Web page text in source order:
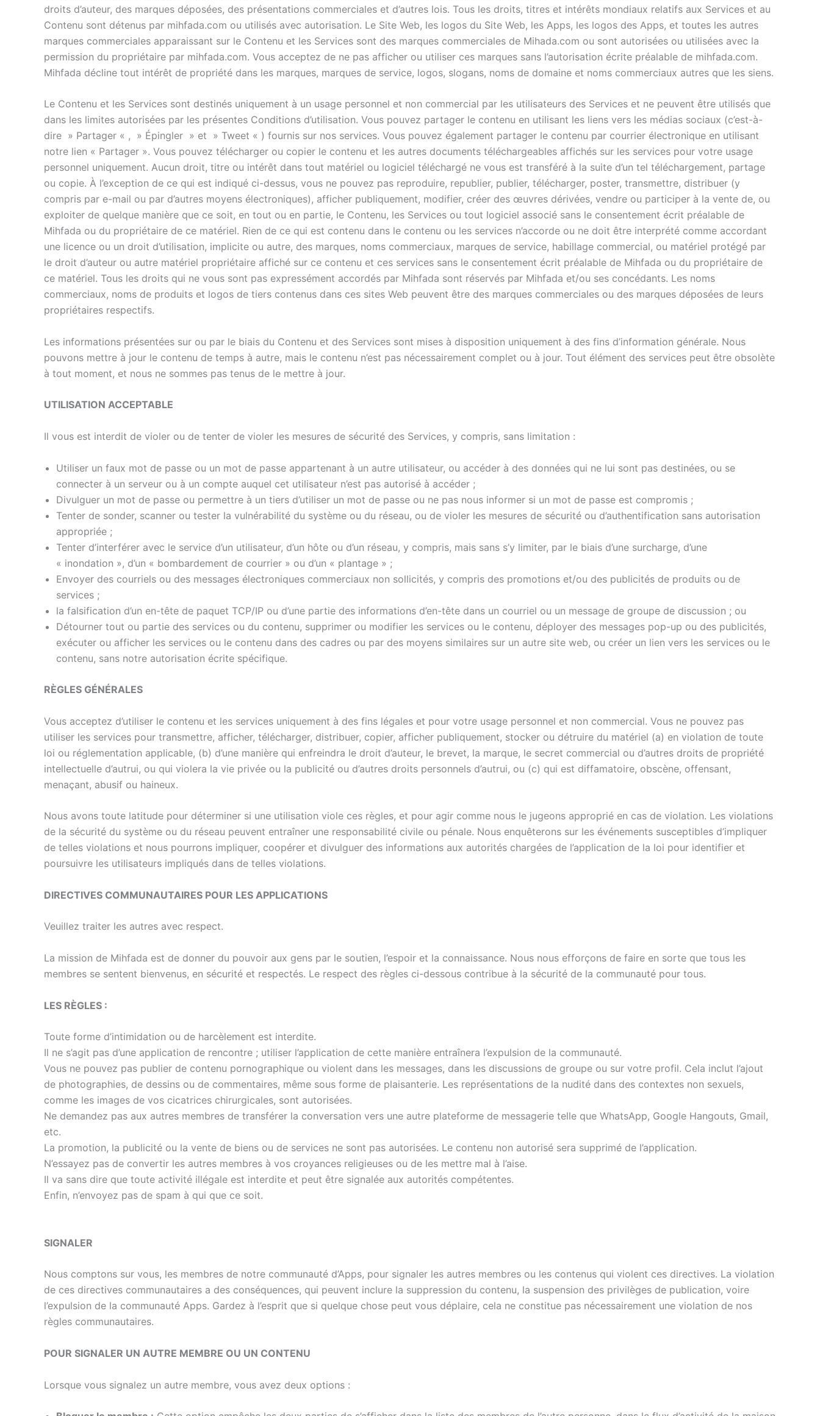
droits d’auteur, des marques déposées, des présentations commerciales et d’autres lois. Tous les droits, titres et intérêts mondiaux relatifs aux Services et au
Contenu sont détenus par mihfada.com ou utilisés avec autorisation. Le Site Web, les logos du Site Web, les Apps, les logos des Apps, et toutes les autres
marques commerciales apparaissant sur le Contenu et les Services sont des marques commerciales de Mihada.com ou sont autorisées ou utilisées avec la
permission du propriétaire par mihfada.com. Vous acceptez de ne pas afficher ou utiliser ces marques sans l’autorisation écrite préalable de mihfada.com.
Mihfada décline tout intérêt de propriété dans les marques, marques de service, logos, slogans, noms de domaine et noms commerciaux autres que les siens.
Le Contenu et les Services sont destinés uniquement à un usage personnel et non commercial par les utilisateurs des Services et ne peuvent être utilisés que
dans les limites autorisées par les présentes Conditions d’utilisation. Vous pouvez partager le contenu en utilisant les liens vers les médias sociaux (c’est-à-
dire » Partager « , » Épingler » et » Tweet « ) fournis sur nos services. Vous pouvez également partager le contenu par courrier électronique en utilisant
notre lien « Partager ». Vous pouvez télécharger ou copier le contenu et les autres documents téléchargeables affichés sur les services pour votre usage
personnel uniquement. Aucun droit, titre ou intérêt dans tout matériel ou logiciel téléchargé ne vous est transféré à la suite d’un tel téléchargement, partage
ou copie. À l’exception de ce qui est indiqué ci-dessus, vous ne pouvez pas reproduire, republier, publier, télécharger, poster, transmettre, distribuer (y
compris par e-mail ou par d’autres moyens électroniques), afficher publiquement, modifier, créer des œuvres dérivées, vendre ou participer à la vente de, ou
exploiter de quelque manière que ce soit, en tout ou en partie, le Contenu, les Services ou tout logiciel associé sans le consentement écrit préalable de
Mihfada ou du propriétaire de ce matériel. Rien de ce qui est contenu dans le contenu ou les services n’accorde ou ne doit être interprété comme accordant
une licence ou un droit d’utilisation, implicite ou autre, des marques, noms commerciaux, marques de service, habillage commercial, ou matériel protégé par
le droit d’auteur ou autre matériel propriétaire affiché sur ce contenu et ces services sans le consentement écrit préalable de Mihfada ou du propriétaire de
ce matériel. Tous les droits qui ne vous sont pas expressément accordés par Mihfada sont réservés par Mihfada et/ou ses concédants. Les noms
commerciaux, noms de produits et logos de tiers contenus dans ces sites Web peuvent être des marques commerciales ou des marques déposées de leurs
propriétaires respectifs.
Les informations présentées sur ou par le biais du Contenu et des Services sont mises à disposition uniquement à des fins d’information générale. Nous
pouvons mettre à jour le contenu de temps à autre, mais le contenu n’est pas nécessairement complet ou à jour. Tout élément des services peut être obsolète
à tout moment, et nous ne sommes pas tenus de le mettre à jour.
UTILISATION ACCEPTABLE
Il vous est interdit de violer ou de tenter de violer les mesures de sécurité des Services, y compris, sans limitation :
Utiliser un faux mot de passe ou un mot de passe appartenant à un autre utilisateur, ou accéder à des données qui ne lui sont pas destinées, ou se
connecter à un serveur ou à un compte auquel cet utilisateur n’est pas autorisé à accéder ;
Divulguer un mot de passe ou permettre à un tiers d’utiliser un mot de passe ou ne pas nous informer si un mot de passe est compromis ;
Tenter de sonder, scanner ou tester la vulnérabilité du système ou du réseau, ou de violer les mesures de sécurité ou d’authentification sans autorisation
appropriée ;
Tenter d’interférer avec le service d’un utilisateur, d’un hôte ou d’un réseau, y compris, mais sans s’y limiter, par le biais d’une surcharge, d’une
« inondation », d’un « bombardement de courrier » ou d’un « plantage » ;
Envoyer des courriels ou des messages électroniques commerciaux non sollicités, y compris des promotions et/ou des publicités de produits ou de
services ;
la falsification d’un en-tête de paquet TCP/IP ou d’une partie des informations d’en-tête dans un courriel ou un message de groupe de discussion ; ou
Détourner tout ou partie des services ou du contenu, supprimer ou modifier les services ou le contenu, déployer des messages pop-up ou des publicités,
exécuter ou afficher les services ou le contenu dans des cadres ou par des moyens similaires sur un autre site web, ou créer un lien vers les services ou le
contenu, sans notre autorisation écrite spécifique.
RÈGLES GÉNÉRALES
Vous acceptez d’utiliser le contenu et les services uniquement à des fins légales et pour votre usage personnel et non commercial. Vous ne pouvez pas
utiliser les services pour transmettre, afficher, télécharger, distribuer, copier, afficher publiquement, stocker ou détruire du matériel (a) en violation de toute
loi ou réglementation applicable, (b) d’une manière qui enfreindra le droit d’auteur, le brevet, la marque, le secret commercial ou d’autres droits de propriété
intellectuelle d’autrui, ou qui violera la vie privée ou la publicité ou d’autres droits personnels d’autrui, ou (c) qui est diffamatoire, obscène, offensant,
menaçant, abusif ou haineux.
Nous avons toute latitude pour déterminer si une utilisation viole ces règles, et pour agir comme nous le jugeons approprié en cas de violation. Les violations
de la sécurité du système ou du réseau peuvent entraîner une responsabilité civile ou pénale. Nous enquêterons sur les événements susceptibles d’impliquer
de telles violations et nous pourrons impliquer, coopérer et divulguer des informations aux autorités chargées de l’application de la loi pour identifier et
poursuivre les utilisateurs impliqués dans de telles violations.
DIRECTIVES COMMUNAUTAIRES POUR LES APPLICATIONS
Veuillez traiter les autres avec respect.
La mission de Mihfada est de donner du pouvoir aux gens par le soutien, l’espoir et la connaissance. Nous nous efforçons de faire en sorte que tous les
membres se sentent bienvenus, en sécurité et respectés. Le respect des règles ci-dessous contribue à la sécurité de la communauté pour tous.
LES RÈGLES :
Toute forme d’intimidation ou de harcèlement est interdite.
Il ne s’agit pas d’une application de rencontre ; utiliser l’application de cette manière entraînera l’expulsion de la communauté.
Vous ne pouvez pas publier de contenu pornographique ou violent dans les messages, dans les discussions de groupe ou sur votre profil. Cela inclut l’ajout
de photographies, de dessins ou de commentaires, même sous forme de plaisanterie. Les représentations de la nudité dans des contextes non sexuels,
comme les images de vos cicatrices chirurgicales, sont autorisées.
Ne demandez pas aux autres membres de transférer la conversation vers une autre plateforme de messagerie telle que WhatsApp, Google Hangouts, Gmail,
etc.
La promotion, la publicité ou la vente de biens ou de services ne sont pas autorisées. Le contenu non autorisé sera supprimé de l’application.
N’essayez pas de convertir les autres membres à vos croyances religieuses ou de les mettre mal à l’aise.
Il va sans dire que toute activité illégale est interdite et peut être signalée aux autorités compétentes.
Enfin, n’envoyez pas de spam à qui que ce soit.
SIGNALER
Nous comptons sur vous, les membres de notre communauté d’Apps, pour signaler les autres membres ou les contenus qui violent ces directives. La violation
de ces directives communautaires a des conséquences, qui peuvent inclure la suppression du contenu, la suspension des privilèges de publication, voire
l’expulsion de la communauté Apps. Gardez à l’esprit que si quelque chose peut vous déplaire, cela ne constitue pas nécessairement une violation de nos
règles communautaires.
POUR SIGNALER UN AUTRE MEMBRE OU UN CONTENU
Lorsque vous signalez un autre membre, vous avez deux options :